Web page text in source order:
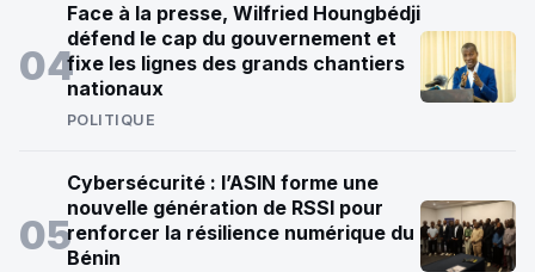
04
Face à la presse, Wilfried Houngbédji
défend le cap du gouvernement et
fixe les lignes des grands chantiers
nationaux
POLITIQUE
05
Cybersécurité : l’ASIN forme une
nouvelle génération de RSSI pour
renforcer la résilience numérique du
Bénin